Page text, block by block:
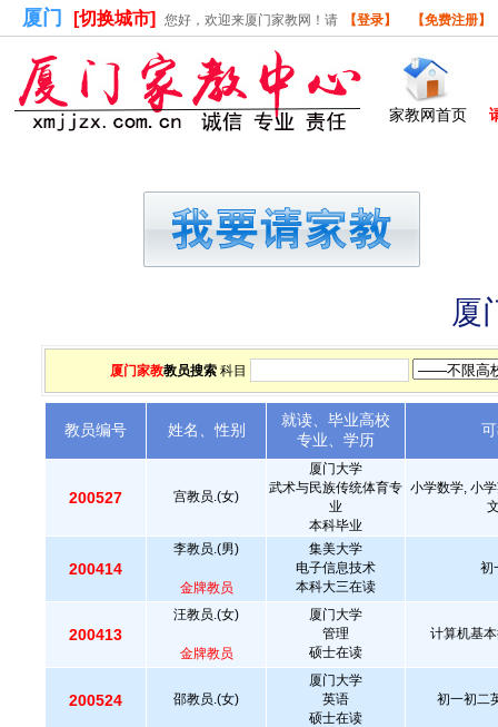
厦门 [切换城市] 您好，欢迎来厦门家教网！请 【登录】 【免费注册】
家教网首页
厦
厦门家教教员搜索科目
教员编号 姓名、性别
就读、毕业高校
专业、学历
200527 宫教员.(女)
厦门大学
武术与民族传统体育专
业
本科毕业
小学数学, 小
200414
李教员.(男)
金牌教员
集美大学
电子信息技术
本科大三在读
初
200413
汪教员.(女)
金牌教员
厦门大学
管理
硕士在读
计算机基
200524 邵教员.(女)
厦门大学
英语
硕士在读
初一初二